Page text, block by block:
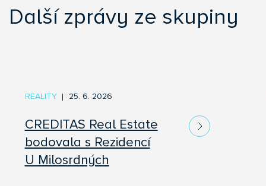
Další zprávy ze skupiny
CREDITAS Real Estate
bodovala s Rezidencí
U Milosrdných
25. 6. 2026
REALITY